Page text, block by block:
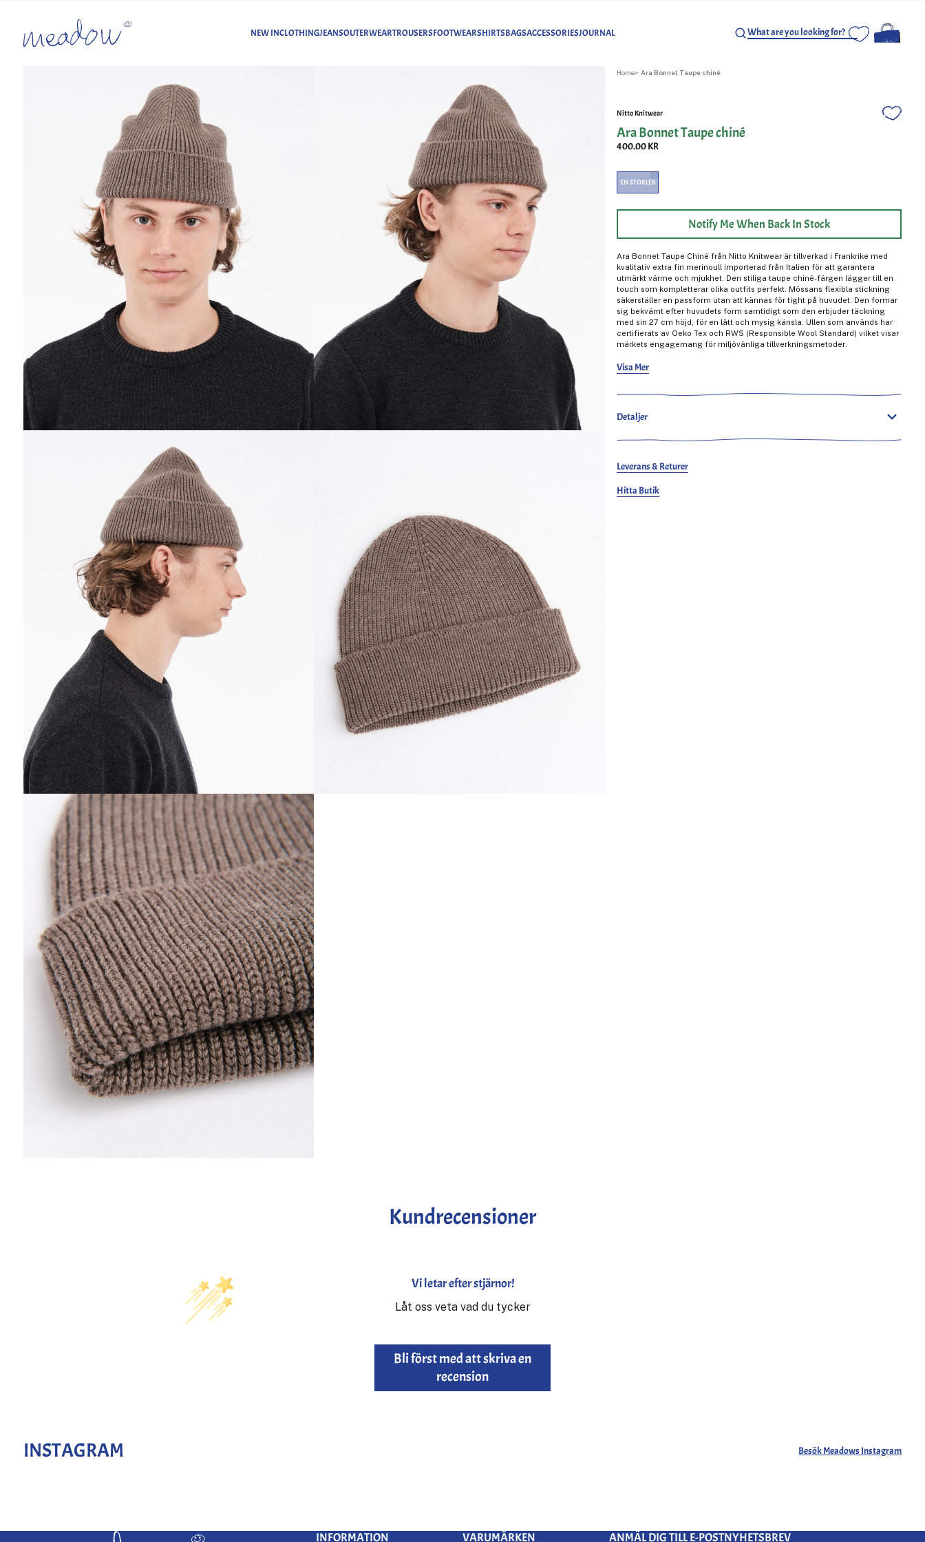
NEW INCLOTHINGJEANSOUTERWEARTROUSERSFOOTWEARSHIRTSBAGSACCESSORIESJOURNAL
Home Ara Bonnet Taupe chiné
Nitto Knitwear
Ara Bonnet Taupe chiné
400.00 KR
EN STORLEK
Notify Me When Back In Stock
Ara Bonnet Taupe Chiné från Nitto Knitwear är tillverkad i Frankrike med
kvalitativ extra fin merinoull importerad från Italien för att garantera
utmärkt värme och mjukhet. Den stiliga taupe chiné-färgen lägger till en
touch som kompletterar olika outfits perfekt. Mössans flexibla stickning
säkerställer en passform utan att kännas för tight på huvudet. Den formar
sig bekvämt efter huvudets form samtidigt som den erbjuder täckning
med sin 27 cm höjd, för en lätt och mysig känsla. Ullen som används har
certifierats av Oeko Tex och RWS (Responsible Wool Standard) vilket visar
märkets engagemang för miljövänliga tillverkningsmetoder.
Idealisk för temperaturer är Ara Bonnets stadiga men mjuka stickning
utmärkt för dagligt bruk och tillåter andningsförmåga för att undvika att bli
Visa Mer
Detaljer
Leverans & Returer
Hitta Butik
Kundrecensioner
Vi letar efter stjärnor!
Låt oss veta vad du tycker
Bli först med att skriva en
recension
INSTAGRAM Besök Meadows Instagram
ANMÄL DIG TILL E-POSTNYHETSBREV
INFORMATION VARUMÄRKEN